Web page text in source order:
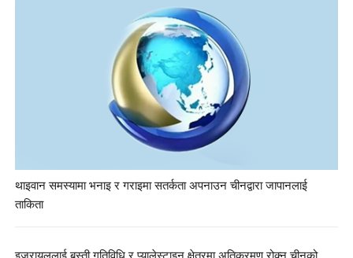
थाइवान समस्यामा भनाइ र गराइमा सतर्कता अपनाउन चीनद्वारा जापानलाई
ताकिता